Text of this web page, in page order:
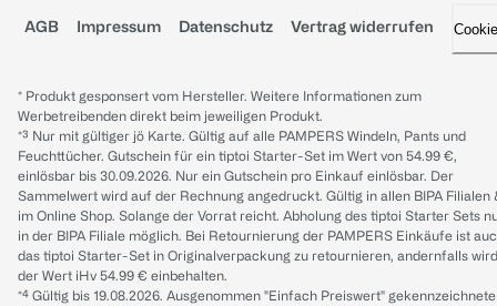
AGB Impressum Datenschutz Vertrag widerrufen
* Produkt gesponsert vom Hersteller. Weitere Informationen zum
Werbetreibenden direkt beim jeweiligen Produkt.
*³ Nur mit gültiger jö Karte. Gültig auf alle PAMPERS Windeln, Pants und
Feuchttücher. Gutschein für ein tiptoi Starter-Set im Wert von 54.99 €,
einlösbar bis 30.09.2026. Nur ein Gutschein pro Einkauf einlösbar. Der
Sammelwert wird auf der Rechnung angedruckt. Gültig in allen BIPA Filialen
im Online Shop. Solange der Vorrat reicht. Abholung des tiptoi Starter Sets
in der BIPA Filiale möglich. Bei Retournierung der PAMPERS Einkäufe ist
das tiptoi Starter-Set in Originalverpackung zu retournieren, andernfalls wird
der Wert iHv 54.99 € einbehalten.
*⁴ Gültig bis 19.08.2026. Ausgenommen "Einfach Preiswert" gekennzeichnete